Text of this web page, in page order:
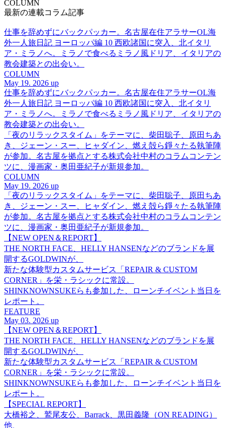
COLUMN
最新の連載コラム記事
仕事を辞めずにバックパッカー。名古屋在住アラサーOL海
外一人旅日記 ヨーロッパ編 10 西欧諸国に突入、北イタリ
ア・ミラノへ。ミラノで食べるミラノ風ドリア、イタリアの
教会建築との出会い。
COLUMN
May 19. 2026 up
仕事を辞めずにバックパッカー。名古屋在住アラサーOL海
外一人旅日記 ヨーロッパ編 10 西欧諸国に突入、北イタリ
ア・ミラノへ。ミラノで食べるミラノ風ドリア、イタリアの
教会建築との出会い。
「夜のリラックスタイム」をテーマに、柴田聡子、原田ちあ
き、ジェーン・スー、ヒャダイン、燃え殻ら錚々たる執筆陣
が参加。名古屋を拠点とする株式会社中村のコラムコンテン
ツに、漫画家・奥田亜紀子が新規参加。
COLUMN
May 19. 2026 up
「夜のリラックスタイム」をテーマに、柴田聡子、原田ちあ
き、ジェーン・スー、ヒャダイン、燃え殻ら錚々たる執筆陣
が参加。名古屋を拠点とする株式会社中村のコラムコンテン
ツに、漫画家・奥田亜紀子が新規参加。
【NEW OPEN＆REPORT】
THE NORTH FACE、HELLY HANSENなどのブランドを展
開するGOLDWINが、
新たな体験型カスタムサービス「REPAIR & CUSTOM
CORNER」を栄・ラシックに常設。
SHINKNOWNSUKEらも参加した、ローンチイベント当日を
レポート。
FEATURE
May 03. 2026 up
【NEW OPEN＆REPORT】
THE NORTH FACE、HELLY HANSENなどのブランドを展
開するGOLDWINが、
新たな体験型カスタムサービス「REPAIR & CUSTOM
CORNER」を栄・ラシックに常設。
SHINKNOWNSUKEらも参加した、ローンチイベント当日を
レポート。
【SPECIAL REPORT】
大橋裕之、鷲尾友公、Barrack、黒田義隆（ON READING）
他、